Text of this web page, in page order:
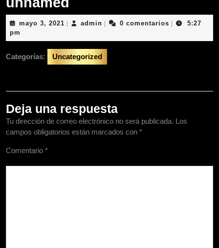
mayo 3, 2021 mayo
2021
admin admin0 comentarios
5:27
pm
Categorías: Uncategorized
Deja una respuesta
Tu dirección de correo electrónico no será publicada. Los
campos obligatorios están marcados con *
Comentario *